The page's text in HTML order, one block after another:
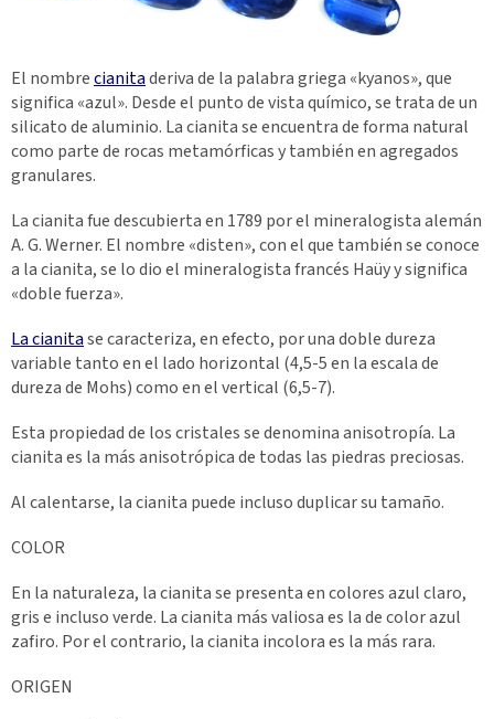
El nombrecianitaderiva de la palabra griega «kyanos», que
significa «azul». Desde el punto de vista químico, se trata de un
silicato de aluminio. La cianita se encuentra de forma natural
como parte de rocas metamórficas y también en agregados
granulares.
La cianita fue descubierta en 1789 por el mineralogista alemán
A. G. Werner. El nombre «disten», con el que también se conoce
a la cianita, se lo dio el mineralogista francés Haüy y significa
«doble fuerza».
La cianitase caracteriza, en efecto, por una doble dureza
variable tanto en el lado horizontal (4,5-5 en la escala de
dureza de Mohs) como en el vertical (6,5-7).
Esta propiedad de los cristales se denomina anisotropía. La
cianita es la más anisotrópica de todas las piedras preciosas.
Al calentarse, la cianita puede incluso duplicar su tamaño.
COLOR
En la naturaleza, la cianita se presenta en colores azul claro,
gris e incluso verde. La cianita más valiosa es la de color azul
zafiro. Por el contrario, la cianita incolora es la más rara.
ORIGEN